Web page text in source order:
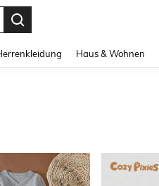
Haus & Wohnen